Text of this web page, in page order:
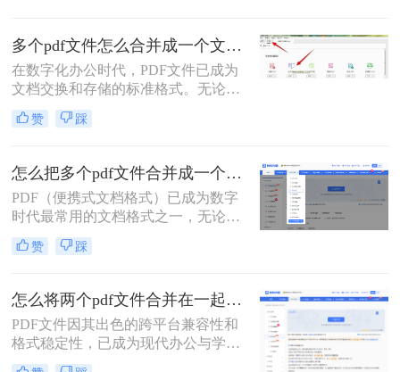
然而，面对这一看似简单的任务，许
多用户却不知从何下手，或者使用的
工具不够高效、安全。
多个pdf文件怎么合并成一个文件？从新手到高手的完整指南！
在数字化办公时代，PDF文件已成为
文档交换和存储的标准格式。无论是
学术研究、工作报告还是法律文件，
我们经常需要将多个PDF文件整合为
对这一需求时常常感到困惑。那么多
个pdf文件怎么合并成一个文件呢？本
文将详细介绍七种常用且高效的PDF
合并方法，涵盖不同平台、使用场景
和技术水平，助您轻松应对各种PDF
处理需求。
赞 踩
怎么把多个pdf文件合并成一个？全面指南与详细方法解析！
PDF（便携式文档格式）已成为数字
时代最常用的文档格式之一，无论是
学术论文、商务报告、电子书还是官
方文件，PDF都能保持原始格式在不
作和学习中，我们常常需要将多个
PDF文件合并成一个，以方便管理、
分享或打印。那么怎么把多个pdf文件
合并成一个呢？本文将全面解析多种
PDF合并方法，帮助您根据具体需求
赞 踩
怎么将两个pdf文件合并在一起？五大方法全面解析！
PDF文件因其出色的跨平台兼容性和
格式稳定性，已成为现代办公与学术
交流中不可或缺的文件格式。然而，